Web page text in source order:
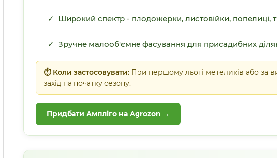
✓ Широкий спектр - плодожерки, листовійки, попелиці,
✓ Зручне малооб'ємне фасування для присадибних
⏱ Коли застосовувати: При першому льоті метеликів або за
захід на початку сезону.
Придбати Ампліго на Agrozon →